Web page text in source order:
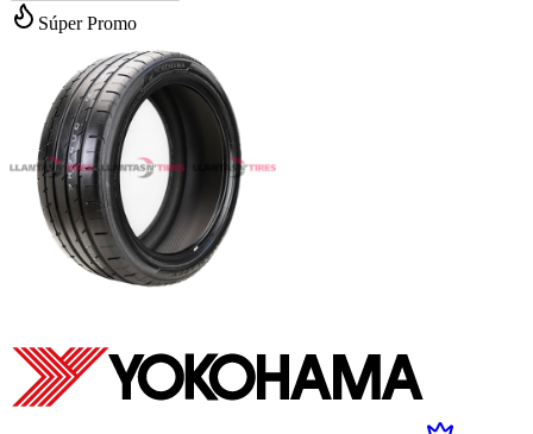
Súper Promo